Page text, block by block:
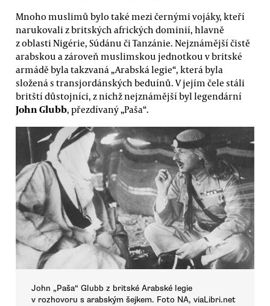
Mnoho muslimů bylo také mezi černými vojáky, kteří
narukovali z britských afrických dominií, hlavně
z oblasti Nigérie, Súdánu či Tanzánie. Nejznámější čistě
arabskou a zároveň muslimskou jednotkou v britské
armádě byla takzvaná „Arabská legie“, která byla
složená s transjordánských beduínů. V jejím čele stáli
britští důstojníci, z nichž nejznámější byl legendární
John Glubb, přezdívaný „Paša“.
John „Paša“ Glubb z britské Arabské legie
v rozhovoru s arabským šejkem. Foto NA, viaLibri.net